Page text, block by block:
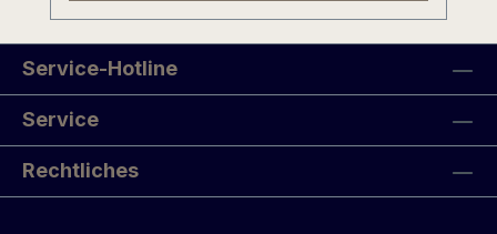
Traubensecco sollte bei jedem Fest
bereitstehen!
Service-Hotline
Service
Rechtliches